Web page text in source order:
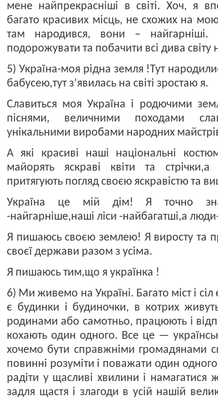
мене найпрекрасніші в світі. Хоч, я
багато красивих місць, не схожих на мою
там народився, вони –
подорожувати та побачити всі дива світу
5) Україна-моя рідна земля !Тут
бабусею,тут з’явилась на світі зростаю я.
Славиться моя Україна і родючими
піснями, величними походами
унікальними виробами народних
А які красиві наші національні
майорять яскраві квіти та
притягують погляд своєю яскравістю та
Україна це мій дім! Я точно
-найгарніше,наші ліси -найбагатші,а
Я пишаюсь своєю землею! Я виросту та
своєї держави разом з усіма.
Я пишаюсь тим,що я українка !
6) Ми живемо на Україні. Багато міст і сіл
є будинки і будиночки, в котрих
родинами або самотньо, працюють і
кохають один одного. Все це —
хочемо бути справжніми громадянами
повинні розуміти і поважати один
радіти у щасливі хвилини і
задля щастя і злагоди в усій нашій